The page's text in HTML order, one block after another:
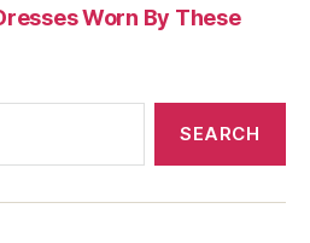
Worn By These